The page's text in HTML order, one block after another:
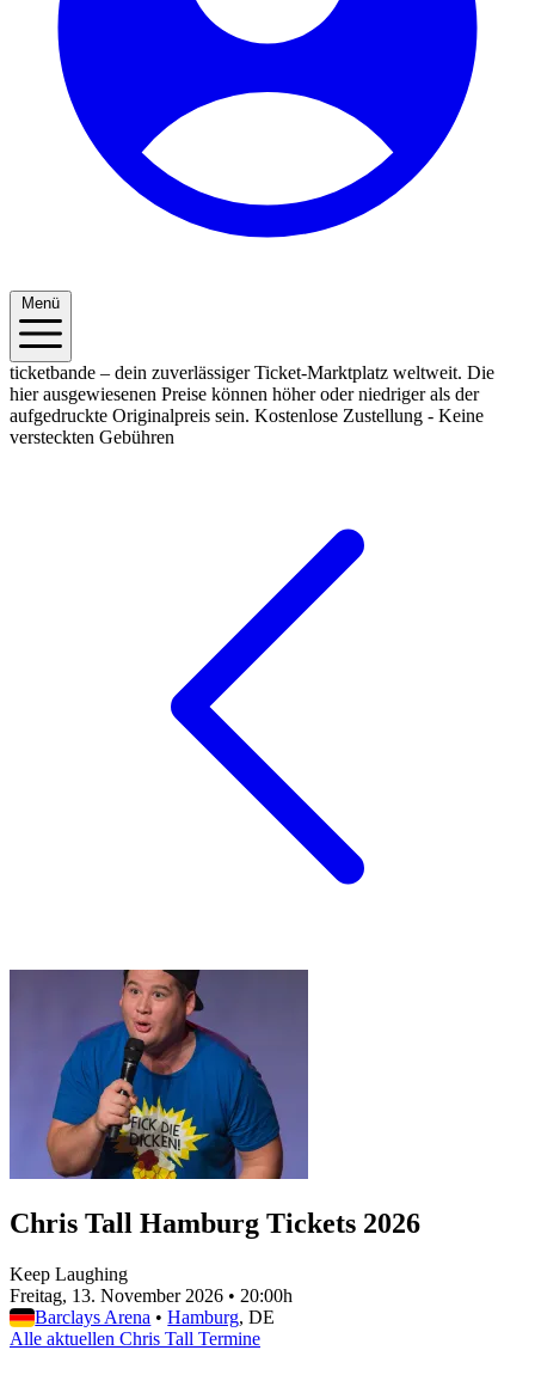
Menü
ticketbande – dein zuverlässiger Ticket-Marktplatz weltweit. Die
hier ausgewiesenen Preise können höher oder niedriger als der
aufgedruckte Originalpreis sein. Kostenlose Zustellung - Keine
versteckten Gebühren
Chris Tall Hamburg Tickets 2026
Keep Laughing
Freitag, 13. November 2026 • 20:00h
Barclays Arena • Hamburg, DE
Alle aktuellen Chris Tall Termine